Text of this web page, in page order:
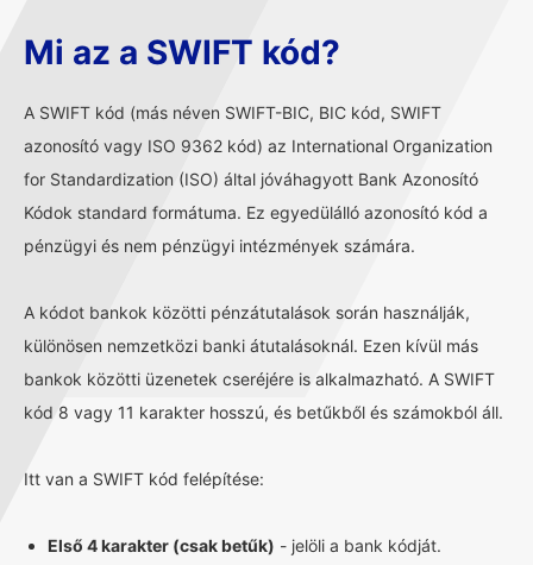
Mi az a SWIFT kód?
A SWIFT kód (más néven SWIFT-BIC, BIC kód, SWIFT
azonosító vagy ISO 9362 kód) az International Organization
for Standardization (ISO) által jóváhagyott Bank Azonosító
Kódok standard formátuma. Ez egyedülálló azonosító kód a
pénzügyi és nem pénzügyi intézmények számára.
A kódot bankok közötti pénzátutalások során használják,
különösen nemzetközi banki átutalásoknál. Ezen kívül más
bankok közötti üzenetek cseréjére is alkalmazható. A SWIFT
kód 8 vagy 11 karakter hosszú, és betűkből és számokból áll.
Itt van a SWIFT kód felépítése:
Első 4 karakter (csak betűk) - jelöli a bank kódját.